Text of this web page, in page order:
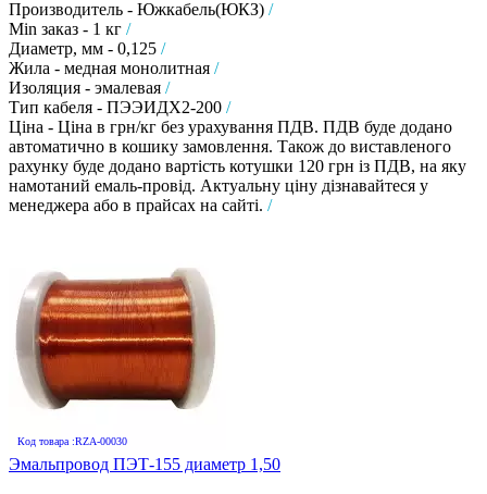
Производитель - Южкабель(ЮКЗ) /
Min заказ - 1 кг /
Диаметр, мм - 0,125 /
Жила - медная монолитная /
Изоляция - эмалевая /
Тип кабеля - ПЭЭИДХ2-200 /
Ціна - Ціна в грн/кг без урахування ПДВ. ПДВ буде додано
автоматично в кошику замовлення. Також до виставленого
рахунку буде додано вартість котушки 120 грн із ПДВ, на яку
намотаний емаль-провід. Актуальну ціну дізнавайтеся у
менеджера або в прайсах на сайті. /
Код товара :RZA-00030
Эмальпровод ПЭТ-155 диаметр 1,50